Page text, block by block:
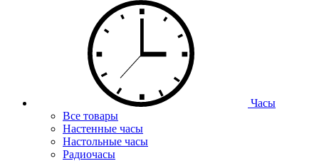
Часы
Все товары
Настенные часы
Настольные часы
Радиочасы